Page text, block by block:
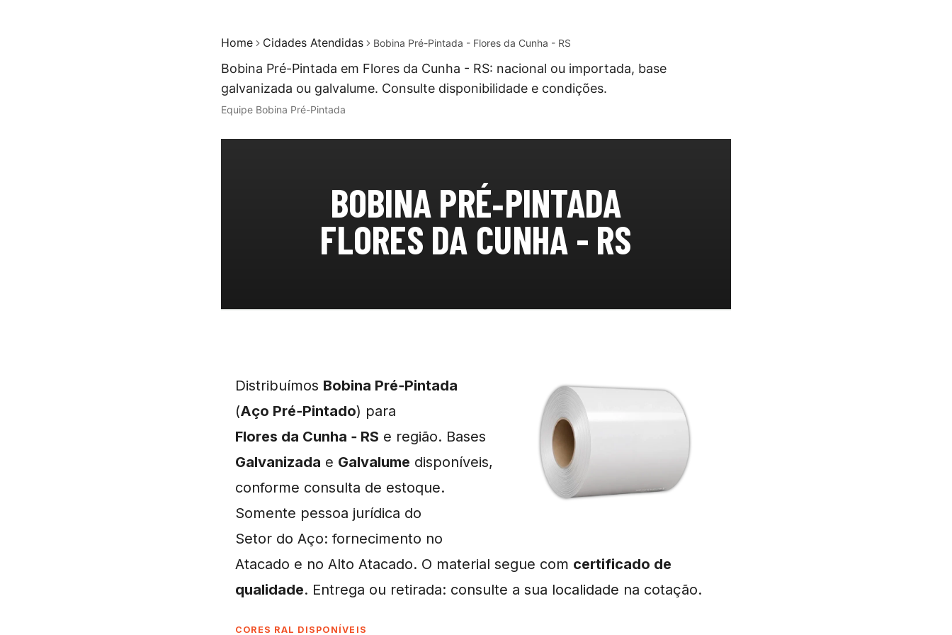
Home Cidades Atendidas Bobina Pré-Pintada - Flores da Cunha - RS
Bobina Pré-Pintada em Flores da Cunha - RS: nacional ou importada, base
galvanizada ou galvalume. Consulte disponibilidade e condições.
Equipe Bobina Pré-Pintada
BOBINA PRÉ‑PINTADA
FLORES DA CUNHA - RS
Distribuímos Bobina Pré‑Pintada
(Aço Pré‑Pintado) para
Flores da Cunha ‑ RS e região. Bases
Galvanizada e Galvalume disponíveis,
conforme consulta de estoque.
Somente pessoa jurídica do
Setor do Aço: fornecimento no
Atacado e no Alto Atacado. O material segue com certificado de
qualidade. Entrega ou retirada: consulte a sua localidade na cotação.
CORES RAL DISPONÍVEIS